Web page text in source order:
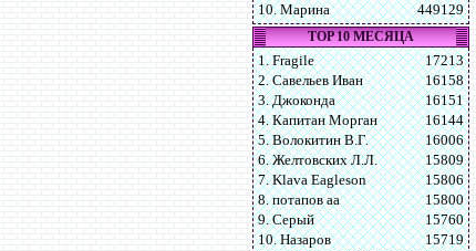
10. Марина
449129
TOP 10 МЕСЯЦА
1. Fragile
17213
2. Савельев Иван
16158
3. Джоконда
16151
4. Капитан Морган
16144
5. Волокитин В.Г.
16006
6. Желтовских Л.Л.
15809
7. Klava Eagleson
15806
8. потапов аа
15800
9. Серый
15760
10. Назаров
15719